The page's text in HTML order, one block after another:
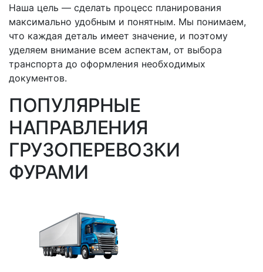
Наша цель — сделать процесс планирования
максимально удобным и понятным. Мы понимаем,
что каждая деталь имеет значение, и поэтому
уделяем внимание всем аспектам, от выбора
транспорта до оформления необходимых
документов.
ПОПУЛЯРНЫЕ
НАПРАВЛЕНИЯ
ГРУЗОПЕРЕВОЗКИ
ФУРАМИ